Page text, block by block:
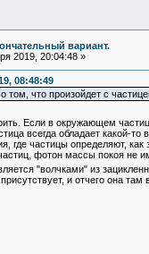
вариант.
2019, 20:04:48 »
08:48:49
том, что произойдет с
Если в окружающем
всегда обладает какой-
частицы определяют, как
фотон массы покоя не
"волчками" из
и отчего она